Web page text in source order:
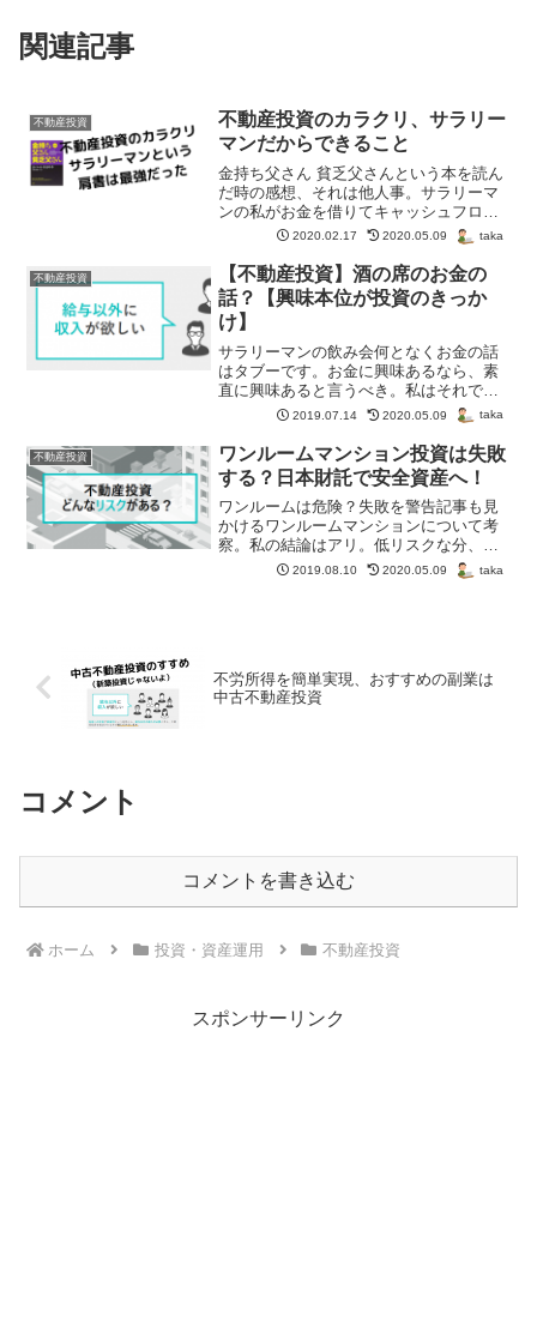
関連記事
不動産投資
不動産投資のカラクリ、サラリー
マンだからできること
金持ち父さん 貧乏父さんという本を読ん
だ時の感想、それは他人事。サラリーマ
ンの私がお金を借りてキャッシュフロー
を回すことなんて別世界だと思ってた。
2020.02.17 2020.05.09 taka
不動産投資
【不動産投資】酒の席のお金の
話？【興味本位が投資のきっか
け】
サラリーマンの飲み会何となくお金の話
はタブーです。お金に興味あるなら、素
直に興味あると言うべき。私はそれで、
日本財託さんに出会い不動産投資を開始
2019.07.14 2020.05.09 taka
不動産投資
ワンルームマンション投資は失敗
する？日本財託で安全資産へ！
ワンルームは危険？失敗を警告記事も見
かけるワンルームマンションについて考
察。私の結論はアリ。低リスクな分、コ
ントロールしやすいしオススメです。
2019.08.10 2020.05.09 taka
不労所得を簡単実現、おすすめの副業は
中古不動産投資
コメント
コメントを書き込む
ホーム 投資・資産運用 不動産投資
スポンサーリンク